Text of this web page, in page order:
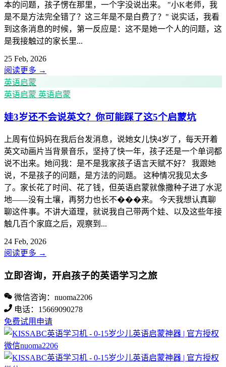
本的问题，孩子愣在那里，一个字没说出来。 "小K老师，我
是不是方法完全错了？这三年是不是白费了？" 说实话，我看
到这条消息的时候，第一反应是：这不是她一个人的问题，这
是我接触过的家长里...
25 Feb, 2026
阅读更多 →
英语启蒙
英语启蒙 英语启蒙
娃3岁还不会说英文？你可能踩了这5个启蒙坑
上周有位妈妈在我后台发消息，说她女儿快4岁了，每天开着
英文动画片当背景音乐，坚持了快一年，孩子还是一个单词都
说不出来。她问我：是不是我家孩子语言天赋不好？ 我跟她
说，不是孩子的问题，是方法的问题。 这种情况我见太多
了。家长花了时间、花了钱，但英语启蒙就像撒种子进了水泥
地——没有土壤，再努力也长不���来。 今天我想认真聊
聊这件事。不讲大道理，就说我自己带两个娃、以及这些年接
触几百个家庭之后，观察到...
24 Feb, 2026
阅读更多 →
立即咨询，开启孩子的英语学习之旅
微信咨询：nuoma2206
电话：15669090278
免费试用申请